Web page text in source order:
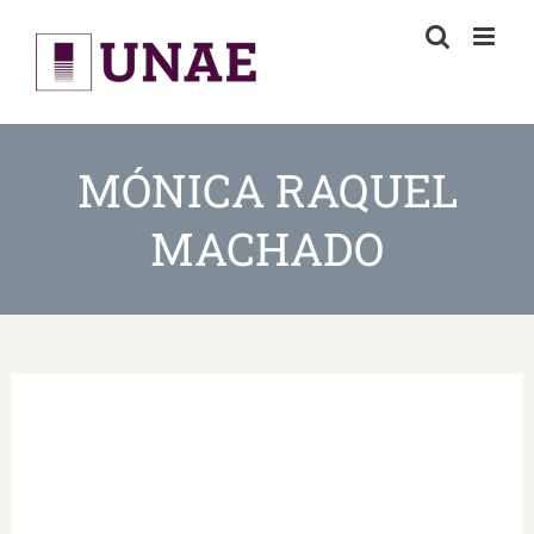
content
MÓNICA RAQUEL
MACHADO